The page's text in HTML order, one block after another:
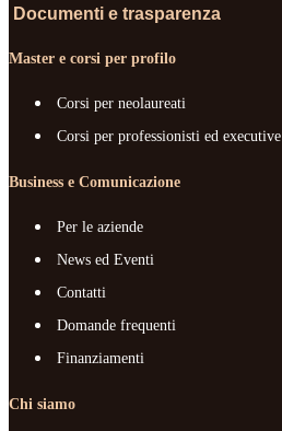
Documenti e trasparenza
Master e corsi per profilo
Corsi per neolaureati
Corsi per professionisti ed executive
Business e Comunicazione
Per le aziende
News ed Eventi
Contatti
Domande frequenti
Finanziamenti
Chi siamo